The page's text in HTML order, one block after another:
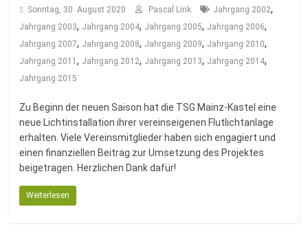
Sonntag, 30. August 2020 Pascal Link Jahrgang 2002,
Jahrgang 2003, Jahrgang 2004, Jahrgang 2005, Jahrgang 2006,
Jahrgang 2007, Jahrgang 2008, Jahrgang 2009, Jahrgang 2010,
Jahrgang 2011, Jahrgang 2012, Jahrgang 2013, Jahrgang 2014,
Jahrgang 2015
Zu Beginn der neuen Saison hat die TSG Mainz-Kastel eine
neue Lichtinstallation ihrer vereinseigenen Flutlichtanlage
erhalten. Viele Vereinsmitglieder haben sich engagiert und
einen finanziellen Beitrag zur Umsetzung des Projektes
beigetragen. Herzlichen Dank dafür!
Weiterlesen